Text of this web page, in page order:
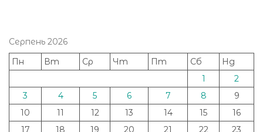
Серпень 2026
Пн
Вт Ср Чт Пт Сб
Нд
1
2
3
4 5 6 7 8
9
10
11 12 13 14 15
16
17
18 19 20 21 22
23